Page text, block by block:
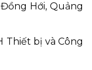
Hới, Quảng
Thiết bị và Công